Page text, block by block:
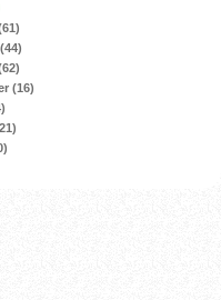
(16)